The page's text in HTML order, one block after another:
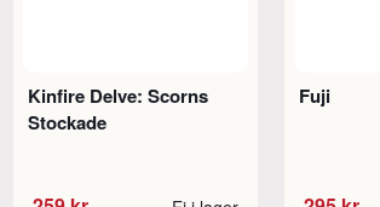
Kinfire Delve: Scorns
Stockade
Fuji